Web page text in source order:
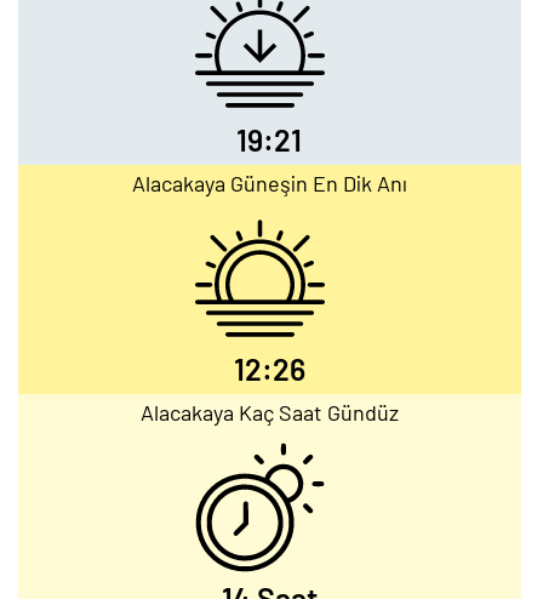
19:21
Alacakaya Güneşin En Dik Anı
12:26
Alacakaya Kaç Saat Gündüz